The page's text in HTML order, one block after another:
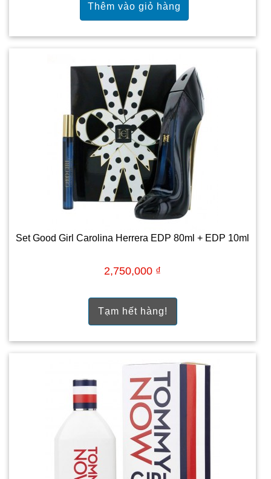
Set Good Girl Carolina Herrera EDP 80ml + EDP 10ml
2,750,000 ₫
Tạm hết hàng!